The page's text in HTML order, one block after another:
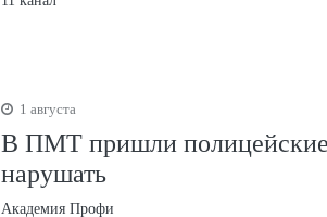
1 августа
В ПМТ пришли
нарушать
Академия Профи